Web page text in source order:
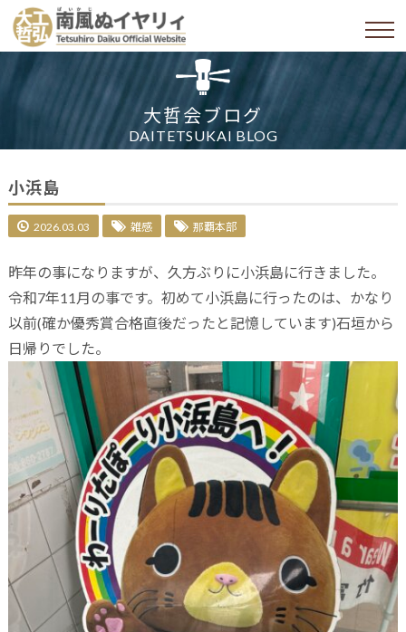
大哲会ブログ
DAITETSUKAI BLOG
小浜島
2026.03.03 雑感 那覇本部
昨年の事になりますが、久方ぶりに小浜島に行きました。
令和7年11月の事です。初めて小浜島に行ったのは、かなり
以前(確か優秀賞合格直後だったと記憶しています)石垣から
日帰りでした。